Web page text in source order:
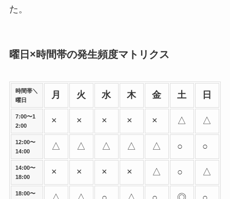
た。
曜日×時間帯の発生頻度マトリクス
時間帯＼
曜日
月 火 水 木 金 土 日
7:00〜1
2:00
× × × × × △ △
12:00〜
14:00
△ △ △ △ △ ○ ○
14:00〜
18:00
× × × × △ ○ △
18:00〜